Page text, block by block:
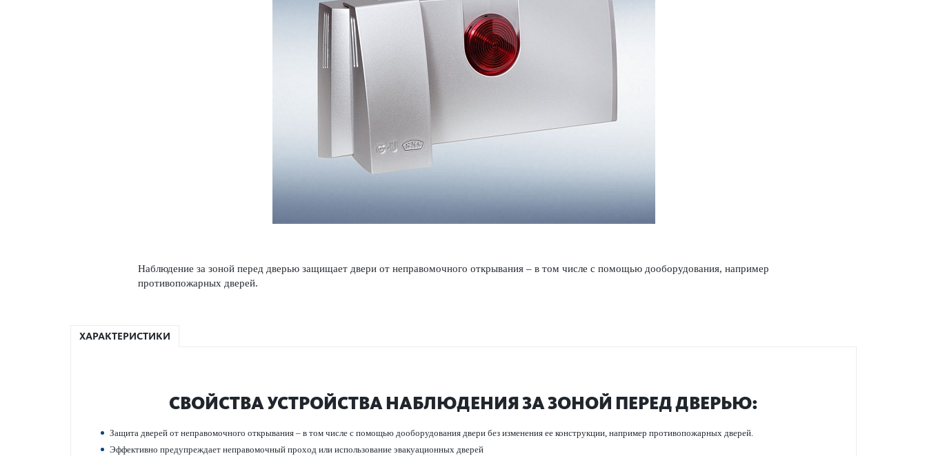
Наблюдение за зоной перед дверью защищает двери от непр­ав­омо­чного открывания – в том числе с помощью дообору­дования, например
против­опожарных дверей.
ХАРАКТЕРИСТИКИ
СВОЙСТВА УСТРОЙСТВА НАБЛЮДЕНИЯ ЗА ЗОНОЙ ПЕРЕД ДВЕРЬЮ:
Защита дверей от непр­ав­омо­чного открывания – в том числе с помощью дообору­дования двери без изменения ее конструкции, например против­опожарных дверей.
Эффективно предупреждает непр­ав­омо­чный проход или исполь­зование эвакуацио­нных дверей